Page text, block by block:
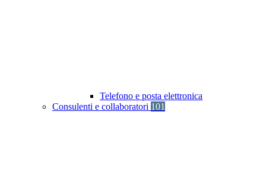
Telefono e posta elettronica
Consulenti e collaboratori 101